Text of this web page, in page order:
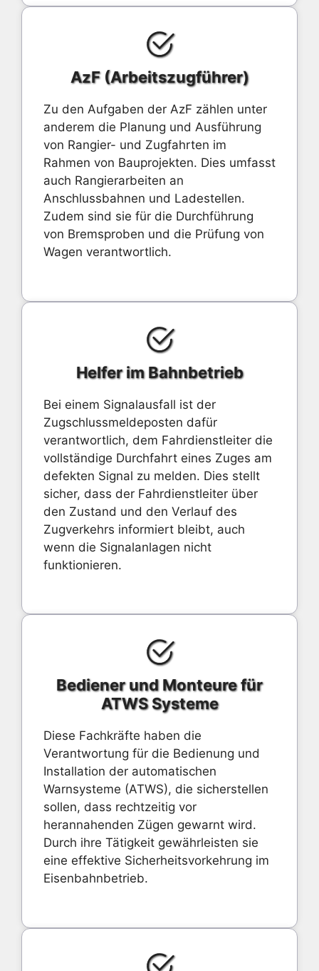
AzF (Arbeitszugführer)
Zu den Aufgaben der AzF zählen unter
anderem die Planung und Ausführung
von Rangier- und Zugfahrten im
Rahmen von Bauprojekten. Dies umfasst
auch Rangierarbeiten an
Anschlussbahnen und Ladestellen.
Zudem sind sie für die Durchführung
von Bremsproben und die Prüfung von
Wagen verantwortlich.
Helfer im Bahnbetrieb
Bei einem Signalausfall ist der
Zugschlussmeldeposten dafür
verantwortlich, dem Fahrdienstleiter die
vollständige Durchfahrt eines Zuges am
defekten Signal zu melden. Dies stellt
sicher, dass der Fahrdienstleiter über
den Zustand und den Verlauf des
Zugverkehrs informiert bleibt, auch
wenn die Signalanlagen nicht
funktionieren.
Bediener und Monteure für
ATWS Systeme
Diese Fachkräfte haben die
Verantwortung für die Bedienung und
Installation der automatischen
Warnsysteme (ATWS), die sicherstellen
sollen, dass rechtzeitig vor
herannahenden Zügen gewarnt wird.
Durch ihre Tätigkeit gewährleisten sie
eine effektive Sicherheitsvorkehrung im
Eisenbahnbetrieb.